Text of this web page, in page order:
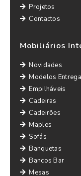
Projetos
Contactos
Mobiliários
Novidades
Modelos
Empilháveis
Cadeiras
Cadeirões
Maples
Sofás
Banquetas
Bancos Bar
Mesas